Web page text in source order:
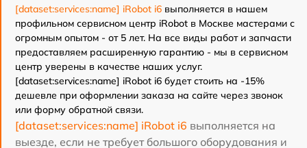
[dataset:services:name] iRobot i6 выполняется в нашем
профильном сервисном центр iRobot в Москве мастерами с
огромным опытом - от 5 лет. На все виды работ и запчасти
предоставляем расширенную гарантию - мы в сервисном
центр уверены в качестве наших услуг.
[dataset:services:name] iRobot i6 будет стоить на -15%
дешевле при оформлении заказа на сайте через звонок
или форму обратной связи.
[dataset:services:name] iRobot i6 выполняется на
выезде, если не требует большого оборудования и